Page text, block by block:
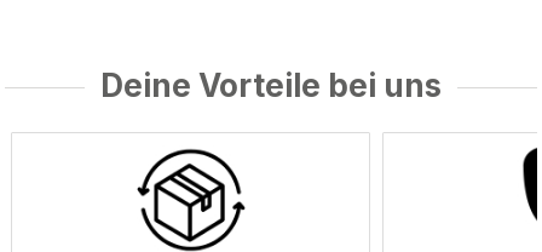
Deine Vorteile bei uns